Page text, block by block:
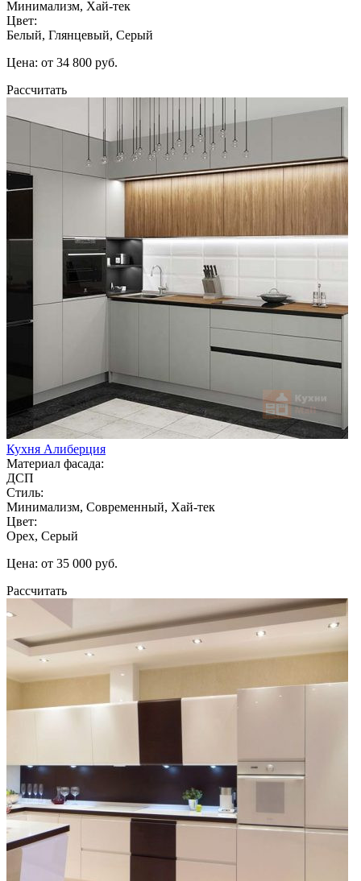
Минимализм, Хай-тек
Цвет:
Белый, Глянцевый, Серый
Цена: от 34 800 руб.
Рассчитать
Кухня Алиберция
Материал фасада:
ДСП
Стиль:
Минимализм, Современный, Хай-тек
Цвет:
Орех, Серый
Цена: от 35 000 руб.
Рассчитать